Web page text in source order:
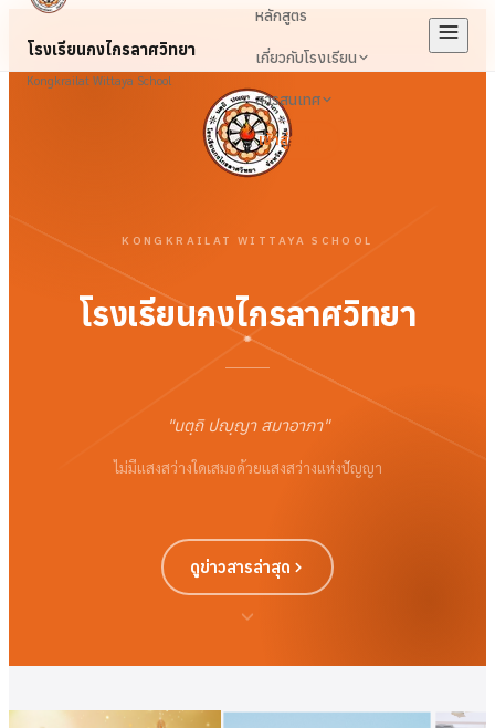
โรงเรียนกงไกรลาศวิทยา
Kongkrailat Wittaya School
หลักสูตร
เกี่ยวกับโรงเรียน
สารสนเทศ
เข้าสู่ระบบ
KONGKRAILAT WITTAYA SCHOOL
โรงเรียนกงไกรลาศวิทยา
"นตฺถิ ปญฺญา สมาอาภา"
ไม่มีแสงสว่างใดเสมอด้วยแสงสว่างแห่งปัญญา
ดูข่าวสารล่าสุด